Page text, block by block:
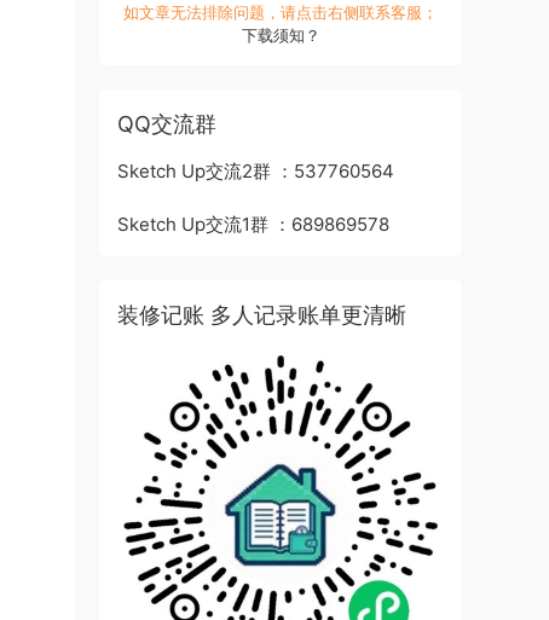
如文章无法排除问题，请点击右侧联系客服；
下载须知？
QQ交流群
Sketch Up交流2群 ：537760564
Sketch Up交流1群 ：689869578
装修记账 多人记录账单更清晰